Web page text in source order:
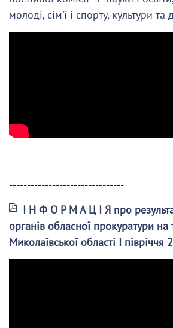
молоді, сім’ї і спорту, культури та
--------------------------------
І Н Ф О Р М А Ц І Я про
органів обласної прокуратури на
Миколаївської області І півріччя